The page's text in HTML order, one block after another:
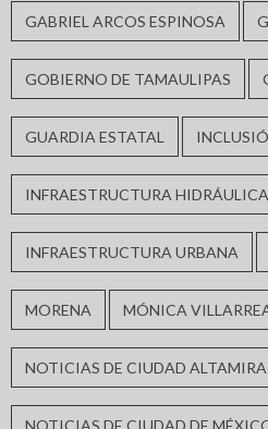
GABRIEL ARCOS ESPINOSA
GOBIERNO DE TAMAULIPAS
GUARDIA ESTATAL
INFRAESTRUCTURA HIDRÁULICA
INFRAESTRUCTURA URBANA
MORENA MÓNICA
NOTICIAS DE CIUDAD ALTAMIRA
NOTICIAS DE CIUDAD DE